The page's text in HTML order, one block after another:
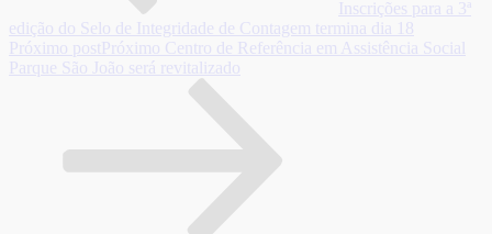
Inscrições para a 3ª
edição do Selo de Integridade de Contagem termina dia 18
Próximo post Próximo Centro de Referência em Assistência Social
Parque São João será revitalizado